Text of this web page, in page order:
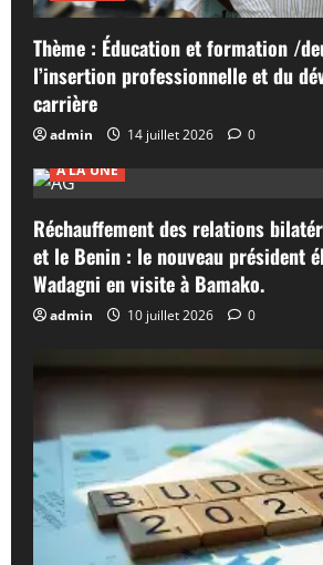
Thème : Éducation et formation /
l’insertion professionnelle et du
carrière
admin 14 juillet 2026
0
A LA UNE
Réchauffement des relations
et le Benin : le nouveau président
Wadagni en visite à Bamako.
admin 10 juillet 2026 0